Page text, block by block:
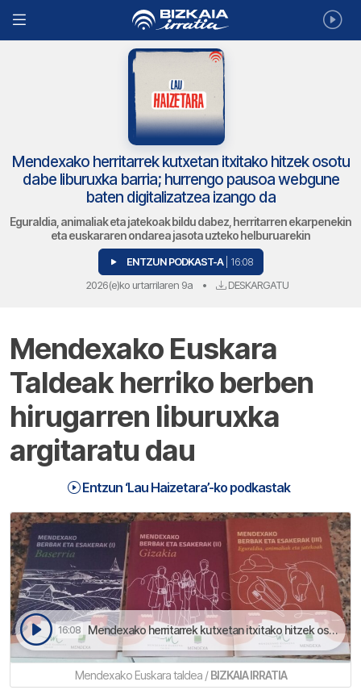
Mendexako herritarrek kutxetan itxitako hitzek osotu
dabe liburuxka barria; hurrengo pausoa webgune
baten digitalizatzea izango da
Eguraldia, animaliak eta jatekoak bildu dabez, herritarren ekarpenekin
eta euskararen ondarea jasota uzteko helburuarekin
ENTZUN PODKAST-A | 16:08
2026(e)ko urtarrilaren 9a • DESKARGATU
Mendexako Euskara
Taldeak herriko berben
hirugarren liburuxka
argitaratu dau
Entzun ‘Lau Haizetara’-ko podkastak
16:08 Mendexako herritarrek kutxetan itxitako hitzek osotu dabe liburuxka barria; hurrengo pausoa webgune baten digitalizatzea izango da | Lau Haizetara
Mendexako Euskara taldea /BIZKAIA IRRATIA